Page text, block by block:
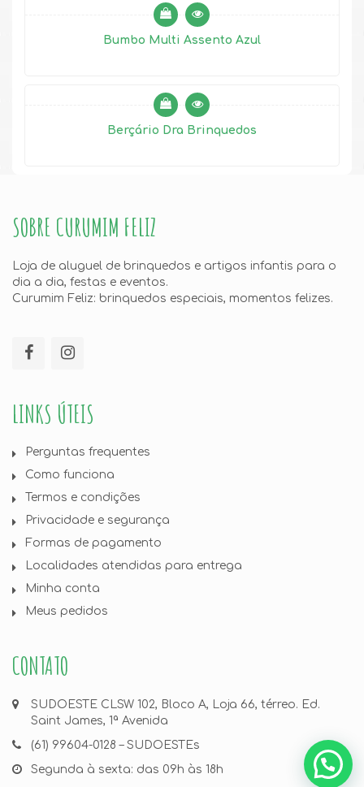
Bumbo Multi Assento Azul
Berçário Dra Brinquedos
SOBRE CURUMIM FELIZ
Loja de aluguel de brinquedos e artigos infantis para o
dia a dia, festas e eventos.
Curumim Feliz: brinquedos especiais, momentos felizes.
LINKS ÚTEIS
Perguntas frequentes
Como funciona
Termos e condições
Privacidade e segurança
Formas de pagamento
Localidades atendidas para entrega
Minha conta
Meus pedidos
CONTATO
SUDOESTE CLSW 102, Bloco A, Loja 66, térreo. Ed.
Saint James, 1ª Avenida
(61) 99604-0128 – SUDOESTEs
Segunda à sexta: das 09h às 18h